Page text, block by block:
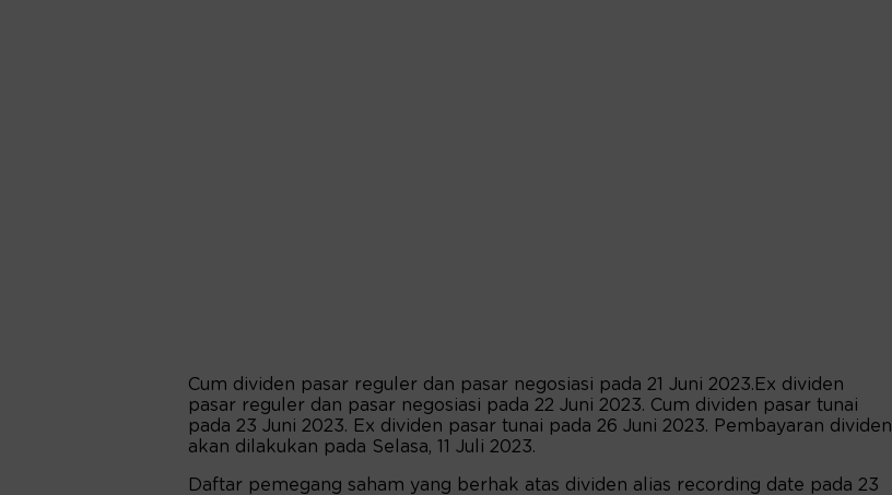
Cum dividen pasar reguler dan pasar negosiasi pada 21 Juni 2023.Ex dividen
pasar reguler dan pasar negosiasi pada 22 Juni 2023. Cum dividen pasar tunai
pada 23 Juni 2023. Ex dividen pasar tunai pada 26 Juni 2023. Pembayaran dividen
akan dilakukan pada Selasa, 11 Juli 2023.
Daftar pemegang saham yang berhak atas dividen alias recording date pada 23